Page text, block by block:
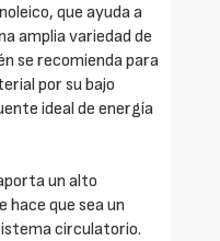
que ayuda a
amplia variedad de
se recomienda para
por su bajo
ideal de energía
un alto
hace que sea un
circulatorio.